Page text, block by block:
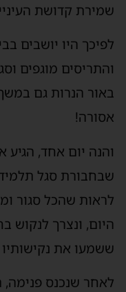
שמירת קדושת
לפיכך היו יושבים
והתריסים מוגפים
באור הנרות גם
אסורה!
והנה יום אחד, הגיע
שבחבורת סגל
לראות שהכל סגור
היום, ונצרך לנקוש
ששמעו את
לאחר שנכנס פנימה,